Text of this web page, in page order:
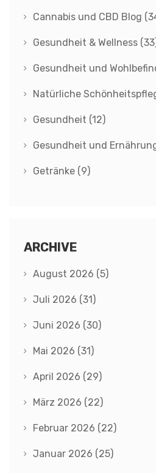
Cannabis und CBD Blog
Gesundheit & Wellness
Gesundheit und
Natürliche
Gesundheit (12)
Gesundheit und
Getränke (9)
ARCHIVE
August 2026 (5)
Juli 2026 (31)
Juni 2026 (30)
Mai 2026 (31)
April 2026 (29)
März 2026 (22)
Februar 2026 (22)
Januar 2026 (25)